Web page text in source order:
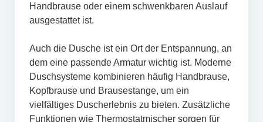
Handbrause oder einem schwenkbaren Auslauf
ausgestattet ist.
Auch die Dusche ist ein Ort der Entspannung, an
dem eine passende Armatur wichtig ist. Moderne
Duschsysteme kombinieren häufig Handbrause,
Kopfbrause und Brausestange, um ein
vielfältiges Duscherlebnis zu bieten. Zusätzliche
Funktionen wie Thermostatmischer sorgen für